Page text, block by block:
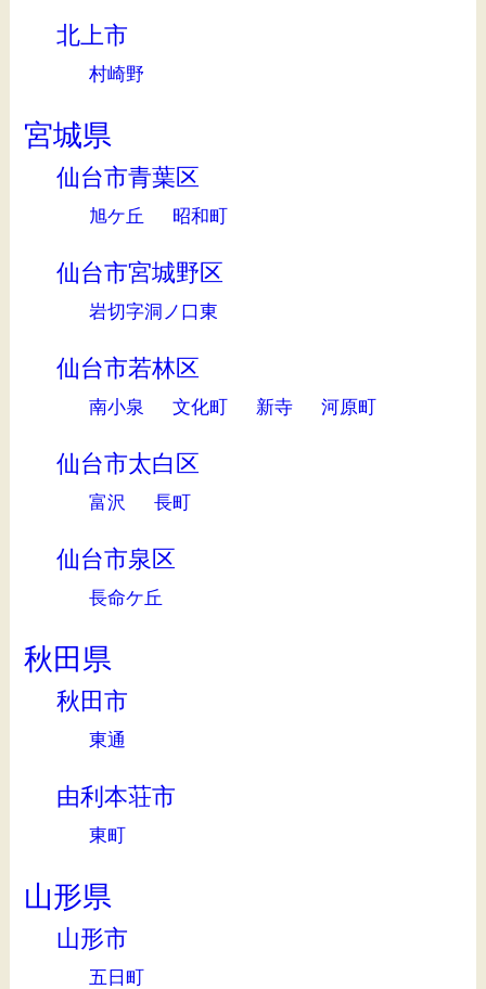
北上市
村崎野
宮城県
仙台市青葉区
旭ケ丘 昭和町
仙台市宮城野区
岩切字洞ノ口東
仙台市若林区
南小泉 文化町 新寺 河原町
仙台市太白区
富沢 長町
仙台市泉区
長命ケ丘
秋田県
秋田市
東通
由利本荘市
東町
山形県
山形市
五日町